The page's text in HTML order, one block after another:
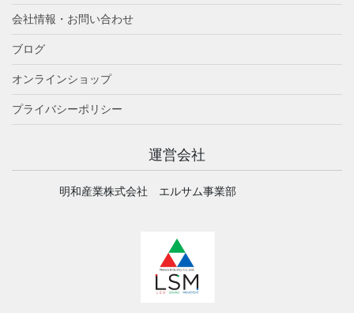
会社情報・お問い合わせ
ブログ
オンラインショップ
プライバシーポリシー
運営会社
明和産業株式会社 エルサム事業部